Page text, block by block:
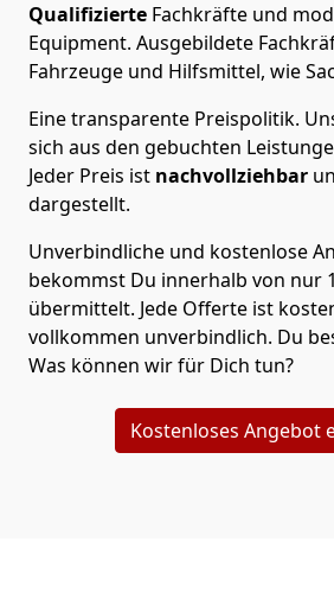
Qualifizierte Fachkräfte und
Equipment. Ausgebildete
Fahrzeuge und Hilfsmittel, wie
Eine transparente Preispolitik.
sich aus den gebuchten
Jeder Preis ist nachvollziehbar
dargestellt.
Unverbindliche und kostenlose
bekommst Du innerhalb von nur 1
übermittelt. Jede Offerte ist
vollkommen unverbindlich. Du
Was können wir für Dich tun?
Kostenloses Angebot